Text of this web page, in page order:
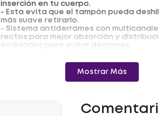
inserción en tu cuerpo.
- Esta evita que el tampón pueda
más suave retirarlo.
- Sistema antiderrames con
rectos para mejor absorción y
ondulados para evitar derrames.
mejor a tu cuerpo.
- Sistema clic y abre fácil para que abrir
- Sistema antiderrames con
Mostrar Más